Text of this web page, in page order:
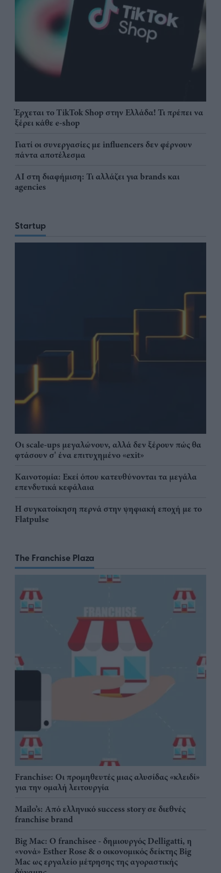
Έρχεται το TikTok Shop στην Ελλάδα! Τι πρέπει να
ξέρει κάθε e-shop
Γιατί οι συνεργασίες με influencers δεν φέρνουν
πάντα αποτέλεσμα
AI στη διαφήμιση: Τι αλλάζει για brands και
agencies
Startup
Οι scale-ups μεγαλώνουν, αλλά δεν ξέρουν πώς θα
φτάσουν σ' ένα επιτυχημένο «exit»
Καινοτομία: Εκεί όπου κατευθύνονται τα μεγάλα
επενδυτικά κεφάλαια
Η συγκατοίκηση περνά στην ψηφιακή εποχή με το
Flatpulse
The Franchise Plaza
Franchise: Οι προμηθευτές μιας αλυσίδας «κλειδί»
για την ομαλή λειτουργία
Mailo’s: Από ελληνικό success story σε διεθνές
franchise brand
Big Mac: Ο franchisee - δημιουργός Delligatti, η
«νονά» Esther Rose & ο οικονομικός δείκτης Big
Mac ως εργαλείο μέτρησης της αγοραστικής